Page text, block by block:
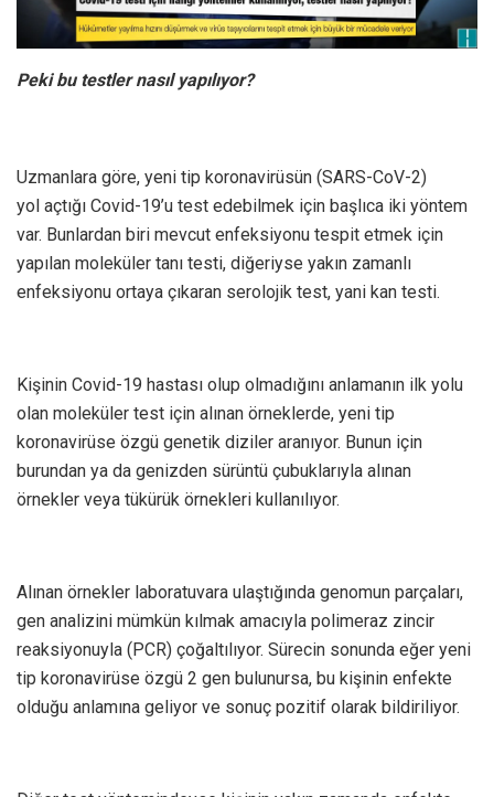
Peki bu testler nasıl yapılıyor?
Uzmanlara göre, yeni tip koronavirüsün (SARS-CoV-2)
yol açtığı Covid-19’u test edebilmek için başlıca iki yöntem
var. Bunlardan biri mevcut enfeksiyonu tespit etmek için
yapılan moleküler tanı testi, diğeriyse yakın zamanlı
enfeksiyonu ortaya çıkaran serolojik test, yani kan testi.
Kişinin Covid-19 hastası olup olmadığını anlamanın ilk yolu
olan moleküler test için alınan örneklerde, yeni tip
koronavirüse özgü genetik diziler aranıyor. Bunun için
burundan ya da genizden sürüntü çubuklarıyla alınan
örnekler veya tükürük örnekleri kullanılıyor.
Alınan örnekler laboratuvara ulaştığında genomun parçaları,
gen analizini mümkün kılmak amacıyla polimeraz zincir
reaksiyonuyla (PCR) çoğaltılıyor. Sürecin sonunda eğer yeni
tip koronavirüse özgü 2 gen bulunursa, bu kişinin enfekte
olduğu anlamına geliyor ve sonuç pozitif olarak bildiriliyor.